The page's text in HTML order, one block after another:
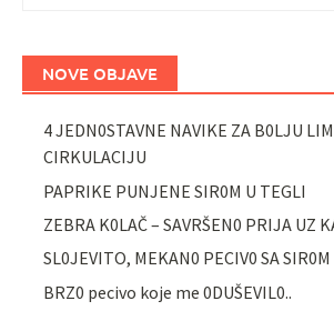
NOVE OBJAVE
4 JEDN0STAVNE NAVIKE ZA B0LJU
CIRKULACIJU
PAPRIKE PUNJENE SIR0M U TEGLI
ZEBRA K0LAČ – SAVRŠEN0 PRIJA UZ
SL0JEVITO, MEKAN0 PECIV0 SA SIR0M
BRZ0 pecivo koje me 0DUŠEVIL0..